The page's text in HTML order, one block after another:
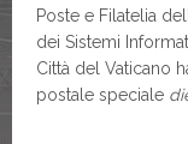
Poste e Filatelia
dei Sistemi
Città del Vaticano
postale speciale